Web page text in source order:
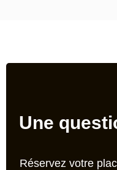
Une
Réservez votre